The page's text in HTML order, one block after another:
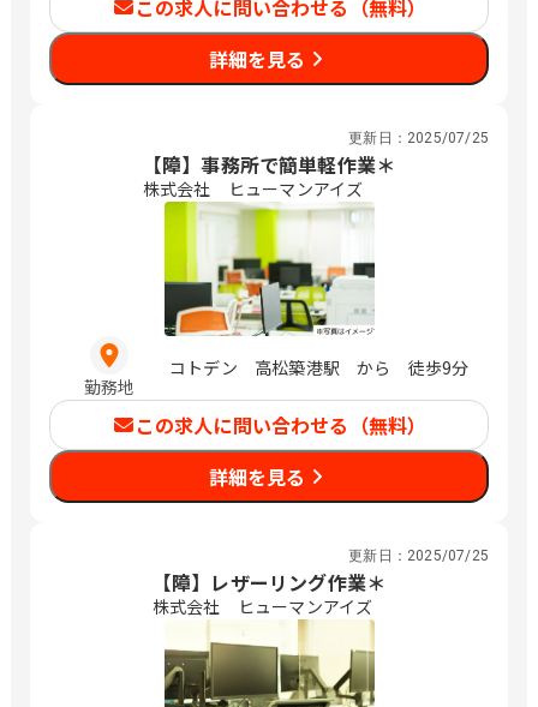
この求人に問い合わせる（無料）
詳細を見る
更新日： 2025/07/25
【障】事務所で簡単軽作業＊
株式会社 ヒューマンアイズ
勤務地
コトデン 高松築港駅 から 徒歩9分
この求人に問い合わせる（無料）
詳細を見る
更新日： 2025/07/25
【障】レザーリング作業＊
株式会社 ヒューマンアイズ